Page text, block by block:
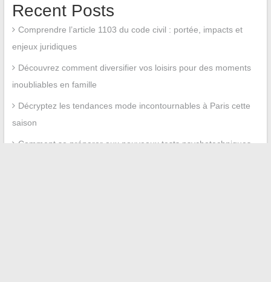
Recent Posts
Comprendre l’article 1103 du code civil : portée, impacts et
enjeux juridiques
Découvrez comment diversifier vos loisirs pour des moments
inoubliables en famille
Décryptez les tendances mode incontournables à Paris cette
saison
Comment se préparer aux nouveaux tests psychotechniques